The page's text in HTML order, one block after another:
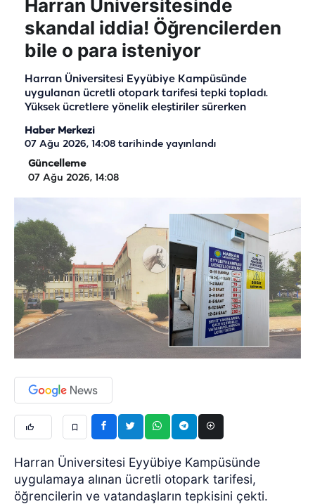
Harran Üniversitesinde
skandal iddia! Öğrencilerden
bile o para isteniyor
Harran Üniversitesi Eyyübiye Kampüsünde
uygulanan ücretli otopark tarifesi tepki topladı.
Yüksek ücretlere yönelik eleştiriler sürerken
Haber Merkezi
07 Ağu 2026, 14:08 tarihinde yayınlandı
Güncelleme
07 Ağu 2026, 14:08
Harran Üniversitesi Eyyübiye Kampüsünde
uygulamaya alınan ücretli otopark tarifesi,
öğrencilerin ve vatandaşların tepkisini çekti.